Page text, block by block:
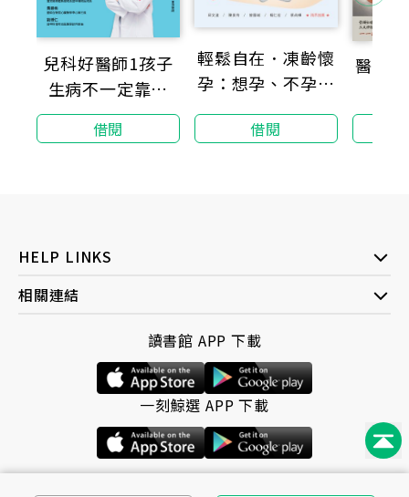
兒科好醫師1孩子
生病不一定靠藥
醫：最新整體療法
＆.兒童營養功能醫
借閱
輕鬆自在．凍齡懷
孕：想孕、不孕、
懷孕
借閱
醫林
HELP LINKS
相關連結
讀書館 APP 下載
一刻鯨選 APP 下載